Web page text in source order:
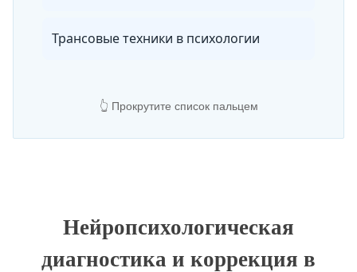
Трансовые техники в психологии
👆 Прокрутите список пальцем
Нейропсихологическая
диагностика и коррекция в